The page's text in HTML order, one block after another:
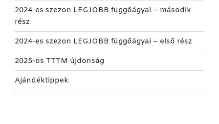
2024-es szezon LEGJOBB függőágyai – második
rész
2024-es szezon LEGJOBB függőágyai – első rész
2025-ös TTTM újdonság
Ajándéktippek